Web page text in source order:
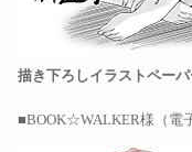
描き下ろしイラストペー
BOOK☆WALKER様（電